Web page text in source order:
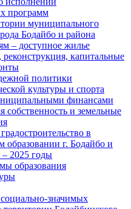
программ
муниципального
Бодайбо и района
– доступное жилье
реконструкция, капитальные
политики
культуры и спорта
финансами
собственность и земельные
в
образовании г. Бодайбо и
– 2025 годы
образования
значимых